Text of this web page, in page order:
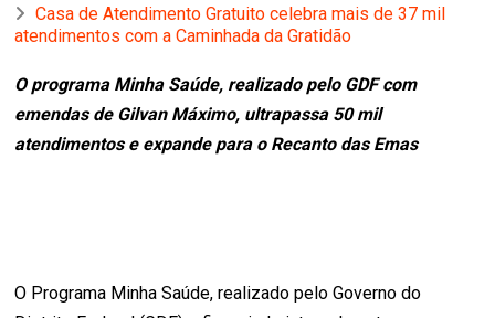
Casa de Atendimento Gratuito celebra mais de 37 mil
atendimentos com a Caminhada da Gratidão
O programa Minha Saúde, realizado pelo GDF com
emendas de Gilvan Máximo, ultrapassa 50 mil
atendimentos e expande para o Recanto das Emas
O Programa Minha Saúde, realizado pelo Governo do